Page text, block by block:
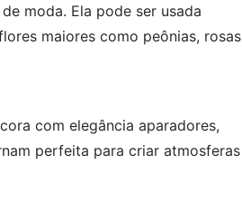
moda. Ela pode ser usada
maiores como peônias, rosas
com elegância aparadores,
perfeita para criar atmosferas